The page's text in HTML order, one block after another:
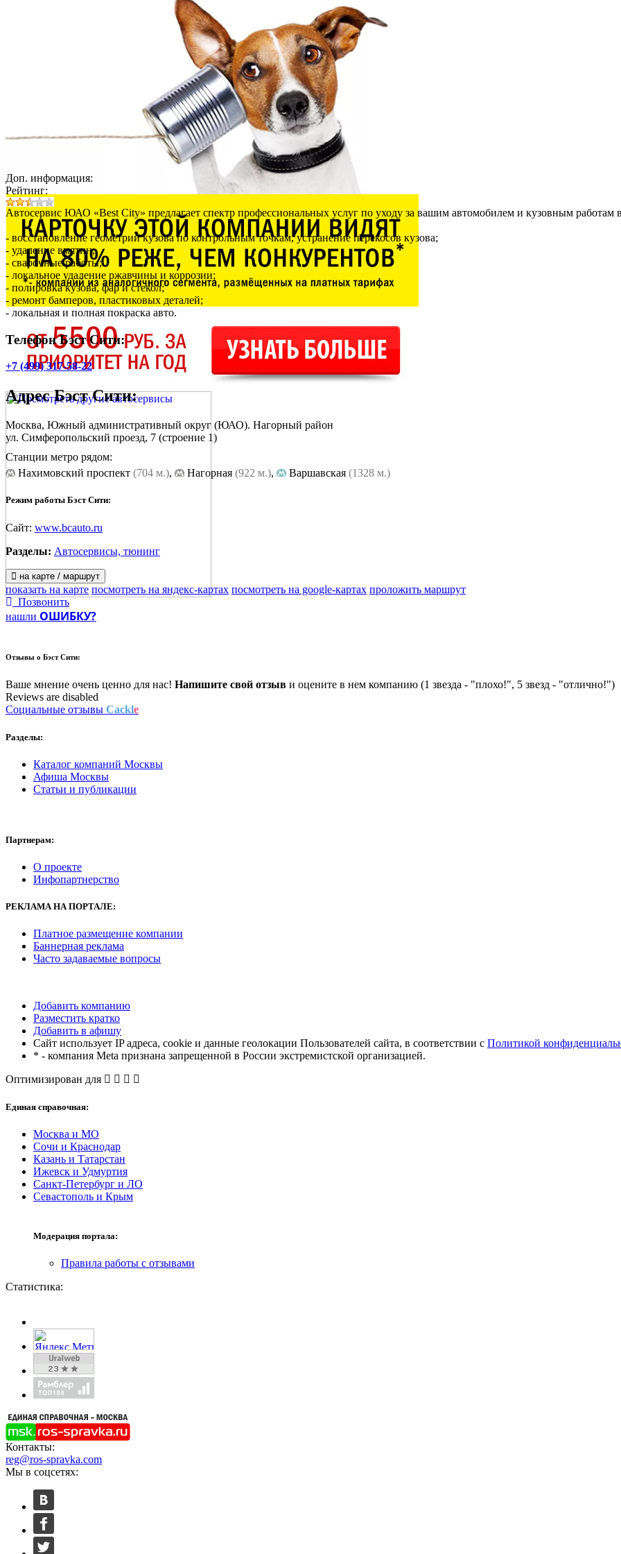
Доп. информация:
Рейтинг:
Автосервис ЮАО «Best City» предлагает спектр профессиональных услуг по уходу за вашим автомобилем и кузовным работам
- восстановление геометрии кузова по контрольным точкам, устранение перекосов кузова;
- удаление вмятин;
- сварочные работы;
- локальное удаление ржавчины и коррозии;
- полировка кузова, фар и стекол;
- ремонт бамперов, пластиковых деталей;
- локальная и полная покраска авто.
Телефон Бэст Сити:
+7 (499) 317-58-22
АдресБэст Сити:
Москва, Южный административный округ (ЮАО). Нагорный район
ул. Симферопольский проезд, 7 (строение 1)
Станции метро рядом:
Нахимовский проспект (704 м.), Нагорная (922 м.), Варшавская (1328 м.)
Режим работы Бэст Сити:
Сайт: www.bcauto.ru
Разделы: Автосервисы, тюнинг
на карте / маршрут
показать на карте посмотреть на яндекс-картах посмотреть на google-картах проложить маршрут
Позвонить
нашли ОШИБКУ?
Отзывы о Бэст Сити:
Ваше мнение очень ценно для нас! Напишите свой отзыв и оцените в нем компанию (1 звезда - "плохо!", 5 звезд - "отлично!")
Reviews are disabled
Социальные отзывы Cackle
Разделы:
Каталог компаний Москвы
Афиша Москвы
Статьи и публикации
Партнерам:
О проекте
Инфопартнерство
РЕКЛАМАНА ПОРТАЛЕ:
Платное размещение компании
Баннерная реклама
Часто задаваемые вопросы
Добавить компанию
Разместить кратко
Добавить в афишу
Сайт использует IP адреса, cookie и данные геолокации Пользователей сайта, в соответствии с Политикой
* - компания Meta признана запрещенной в России экстремистской организацией.
Оптимизирован для
Единая справочная:
Москва и МО
Сочи и Краснодар
Казань и Татарстан
Ижевск и Удмуртия
Санкт-Петербург и ЛО
Севастополь и Крым
Модерация портала:
Правила работы с отзывами
Статистика:
Контакты:
reg@ros-spravka.com
Мы в соцсетях: